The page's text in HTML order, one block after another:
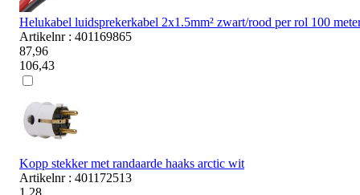
Helukabel luidsprekerkabel 2x1.5mm² zwart/rood per rol 100
Artikelnr : 401169865
87,96
106,43
Kopp stekker met randaarde haaks arctic wit
Artikelnr : 401172513
1,28